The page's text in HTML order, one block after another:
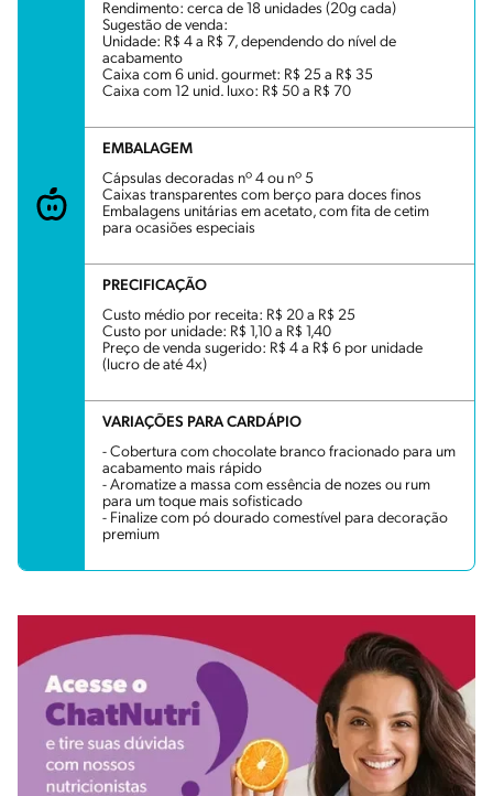
Rendimento: cerca de 18 unidades (20g cada)
Sugestão de venda:
Unidade: R$ 4 a R$ 7, dependendo do nível de
acabamento
Caixa com 6 unid. gourmet: R$ 25 a R$ 35
Caixa com 12 unid. luxo: R$ 50 a R$ 70
EMBALAGEM
Cápsulas decoradas nº 4 ou nº 5
Caixas transparentes com berço para doces finos
Embalagens unitárias em acetato, com fita de cetim
para ocasiões especiais
PRECIFICAÇÃO
Custo médio por receita: R$ 20 a R$ 25
Custo por unidade: R$ 1,10 a R$ 1,40
Preço de venda sugerido: R$ 4 a R$ 6 por unidade
(lucro de até 4x)
VARIAÇÕES PARA CARDÁPIO
- Cobertura com chocolate branco fracionado para um
acabamento mais rápido
- Aromatize a massa com essência de nozes ou rum
para um toque mais sofisticado
- Finalize com pó dourado comestível para decoração
premium